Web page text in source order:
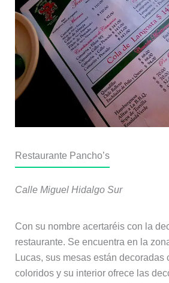
Restaurante Pancho’s
Calle Miguel Hidalgo Sur
Con su nombre acertaréis con la
restaurante. Se encuentra en la
Lucas, sus mesas están decoradas
coloridos y su interior ofrece las